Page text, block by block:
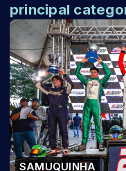
principal
pela Copa ...
SAMUQUINHA